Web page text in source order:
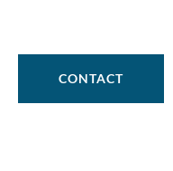
CONTACT